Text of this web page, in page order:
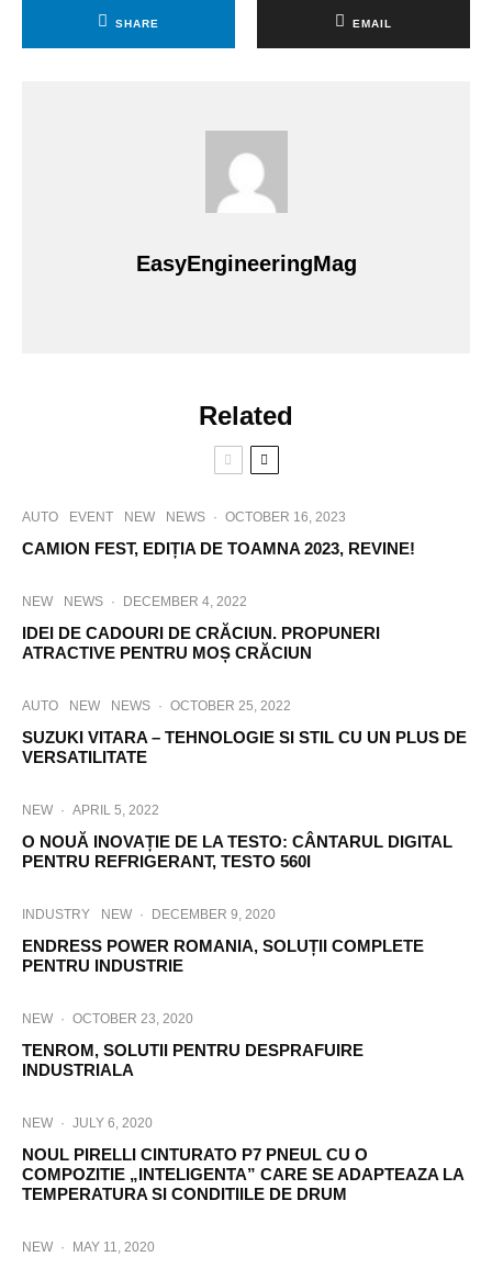
SHARE EMAIL
EasyEngineeringMag
Related
AUTO EVENT NEW NEWS · OCTOBER 16, 2023
CAMION FEST, EDIȚIA DE TOAMNA 2023, REVINE!
NEW NEWS · DECEMBER 4, 2022
IDEI DE CADOURI DE CRĂCIUN. PROPUNERI
ATRACTIVE PENTRU MOȘ CRĂCIUN
AUTO NEW NEWS · OCTOBER 25, 2022
SUZUKI VITARA – TEHNOLOGIE SI STIL CU UN PLUS DE
VERSATILITATE
NEW · APRIL 5, 2022
O NOUĂ INOVAȚIE DE LA TESTO: CÂNTARUL DIGITAL
PENTRU REFRIGERANT, TESTO 560I
INDUSTRY NEW · DECEMBER 9, 2020
ENDRESS POWER ROMANIA, SOLUȚII COMPLETE
PENTRU INDUSTRIE
NEW · OCTOBER 23, 2020
TENROM, SOLUTII PENTRU DESPRAFUIRE
INDUSTRIALA
NEW · JULY 6, 2020
NOUL PIRELLI CINTURATO P7 PNEUL CU O
COMPOZITIE „INTELIGENTA” CARE SE ADAPTEAZA LA
TEMPERATURA SI CONDITIILE DE DRUM
NEW · MAY 11, 2020